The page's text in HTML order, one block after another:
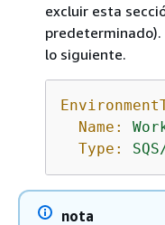
excluir esta
predeterminado).
lo siguiente.
Name:
Type:
nota